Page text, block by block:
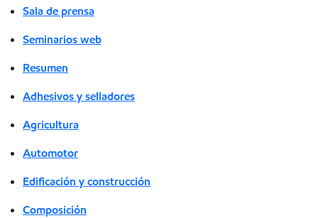
Sala de prensa
Seminarios web
Resumen
Adhesivos y selladores
Agricultura
Automotor
Edificación y construcción
Composición